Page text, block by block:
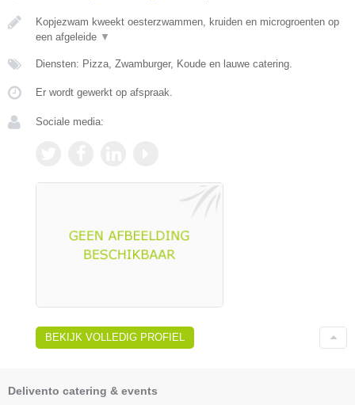
Kopjezwam kweekt oesterzwammen, kruiden en microgroenten op
een afgeleide ▼
Diensten: Pizza, Zwamburger, Koude en lauwe catering.
Er wordt gewerkt op afspraak.
Sociale media:
BEKIJK VOLLEDIG PROFIEL
Delivento catering & events